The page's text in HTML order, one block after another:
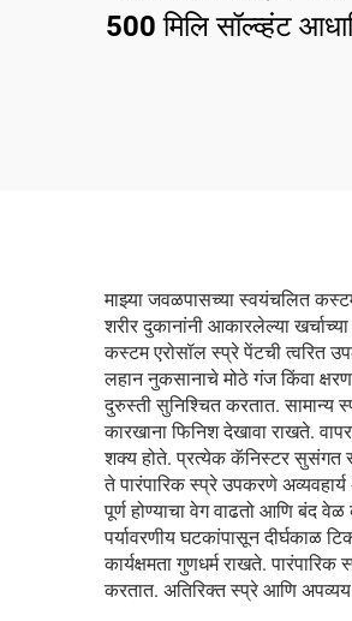
500 मिलि सॉल्व्हंट
माझ्या जवळपासच्या स्वयंचलित
शरीर दुकानांनी आकारलेल्या
कस्टम एरोसॉल स्प्रे पेंटची त्वरित
लहान नुकसानाचे मोठे गंज किंवा
दुरुस्ती सुनिश्चित करतात. सामान्य
कारखाना फिनिश देखावा राखते.
शक्य होते. प्रत्येक कॅनिस्टर सुसंगत
ते पारंपारिक स्प्रे उपकरणे
पूर्ण होण्याचा वेग वाढतो आणि बंद
पर्यावरणीय घटकांपासून
कार्यक्षमता गुणधर्म राखते.
करतात. अतिरिक्त स्प्रे आणि अपव्यय